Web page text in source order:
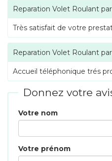
Reparation Volet Roulant par
Très satisfait de votre
Reparation Volet Roulant par
Accueil téléphonique trés
Donnez votre
Votre nom
Votre prénom